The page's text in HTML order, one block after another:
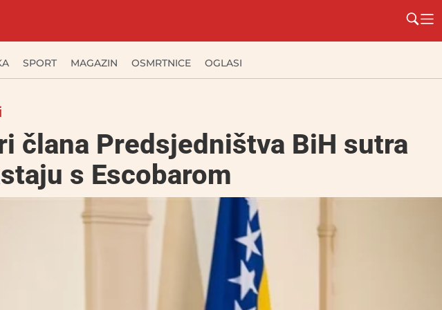
SPORT MAGAZIN OSMRTNICE OGLASI
člana Predsjedništva BiH sutra
s Escobarom